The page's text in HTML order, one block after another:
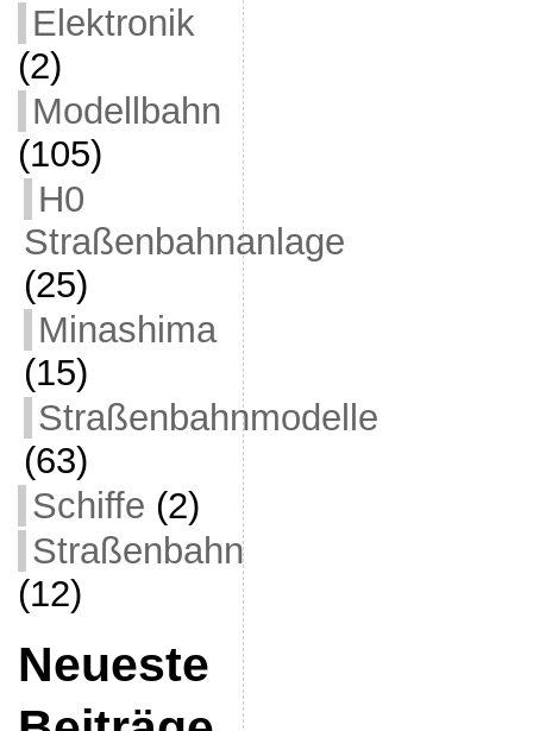
Elektronik
(2)
Modellbahn
(105)
H0
Straßenbahnanlage
(25)
Minashima
(15)
Straßenbahnmodelle
(63)
Schiffe (2)
Straßenbahn
(12)
Neueste